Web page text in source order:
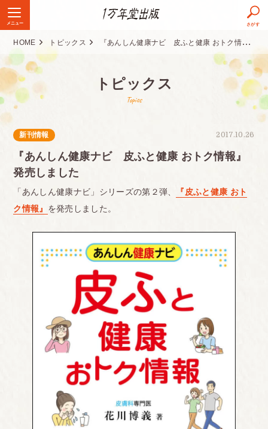
メニュー さがす
HOME トピックス 『あんしん健康ナビ 皮ふと健康 おトク情報』発売しました
トピックス
Topics
2017.10.26
新刊情報
『あんしん健康ナビ 皮ふと健康 おトク情報』
発売しました
「あんしん健康ナビ」シリーズの第２弾、
『皮ふと健康 おト
ク情報』 を発売しました。